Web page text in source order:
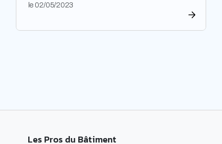
construction et de l’aménagement des bâtiments.
l’adoption de cette approche, en développant des
le 02/05/2023
Les Pros du Bâtiment